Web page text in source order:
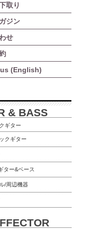
取り
ジン
せ
(English)
& BASS
ギター
クギター
ター&ベース
/周辺機器